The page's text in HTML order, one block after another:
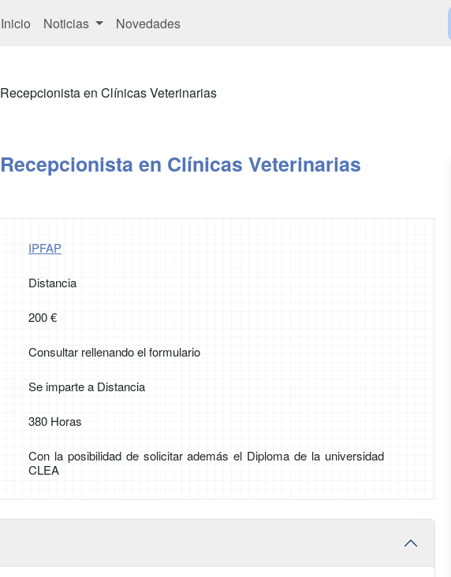
Inicio Noticias Novedades
Recepcionista en Clínicas Veterinarias
Recepcionista en Clínicas Veterinarias
IPFAP
Distancia
200 €
Consultar rellenando el formulario
Se imparte a Distancia
380 Horas
Con la posibilidad de solicitar además el Diploma de la universidad
CLEA